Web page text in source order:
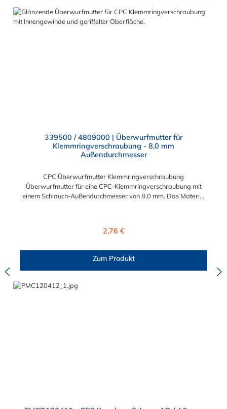
339500 / 4809000 | Überwurfmutter für
Klemmringverschraubung - 8,0 mm
Außendurchmesser
CPC Überwurfmutter Klemmringverschraubung
Überwurfmutter für eine CPC-Klemmringverschraubung mit
einem Schlauch-Außendurchmesser von 8,0 mm. Das Material
Regulärer Preis:
2,76 €
Zum Produkt